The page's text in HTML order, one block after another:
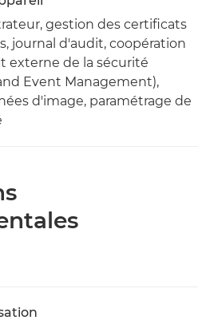
gestion des certificats
journal d'audit, coopération
externe de la sécurité
Event Management),
d'image, paramétrage de